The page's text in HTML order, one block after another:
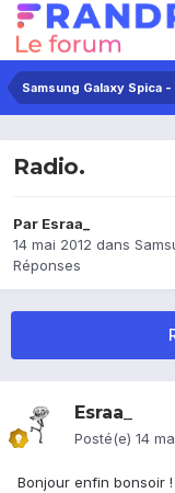
Samsung Galaxy Spica
Radio.
Par Esraa_
14 mai 2012 dans
Réponses
Esraa_
Posté(e) 14
Bonjour enfin bonsoir !